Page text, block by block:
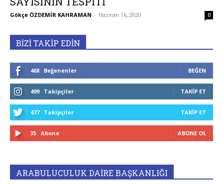
Gökçe ÖZDEMİR KAHRAMAN - Haziran 16, 2020 0
BİZİ TAKİP EDİN
468 Beğenenler BEĞEN
499 Takipçiler TAKIP ET
477 Takipçiler TAKIP ET
35 Abone ABONE OL
ARABULUCULUK DAİRE BAŞKANLIĞI